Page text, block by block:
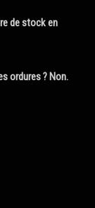
de stock en
ordures ? Non.